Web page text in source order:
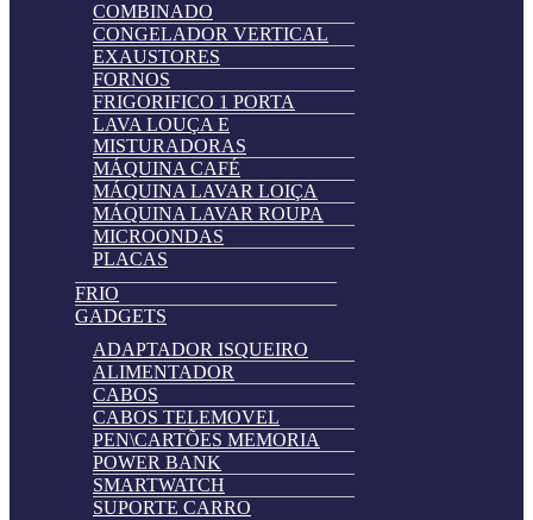
COMBINADO
CONGELADOR VERTICAL
EXAUSTORES
FORNOS
FRIGORIFICO 1 PORTA
LAVA LOUÇA E
MISTURADORAS
MÁQUINA CAFÉ
MÁQUINA LAVAR LOIÇA
MÁQUINA LAVAR ROUPA
MICROONDAS
PLACAS
FRIO
GADGETS
ADAPTADOR ISQUEIRO
ALIMENTADOR
CABOS
CABOS TELEMOVEL
PEN\CARTÕES MEMORIA
POWER BANK
SMARTWATCH
SUPORTE CARRO